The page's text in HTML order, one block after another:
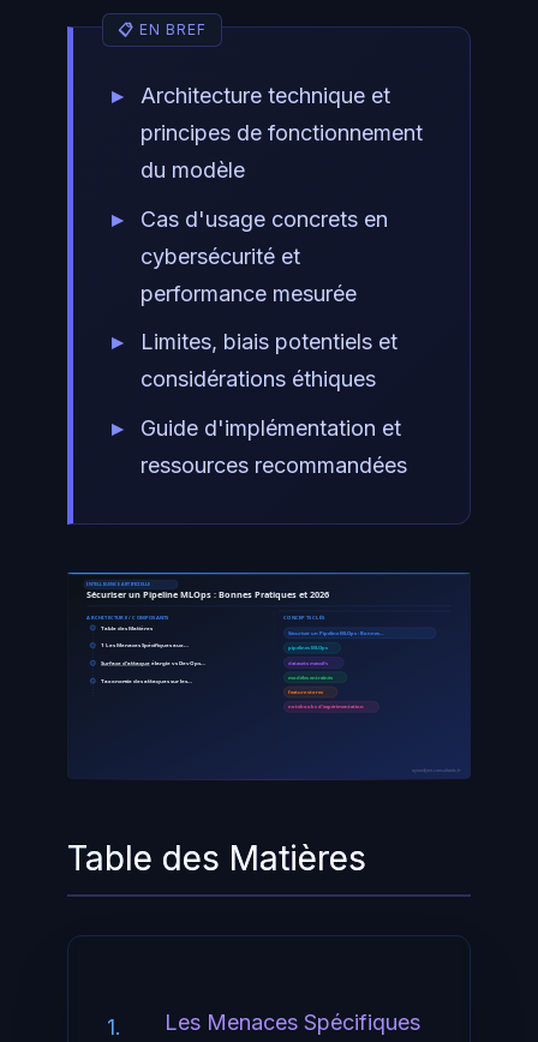
Architecture technique et
principes de fonctionnement
du modèle
Cas d'usage concrets en
cybersécurité et
performance mesurée
Limites, biais potentiels et
considérations éthiques
Guide d'implémentation et
ressources recommandées
INTELLIGENCE ARTIFICIELLE
Sécuriser un Pipeline MLOps : Bonnes Pratiques et 2026
ARCHITECTURE / COMPOSANTS
Table des Matières
1 Les Menaces Spécifiques aux…
Surface d'attaqueélargie vs DevOps…
Taxonomie des attaques sur les…
CONCEPTS CLÉS
Sécuriser un Pipeline MLOps : Bonnes…
pipelines MLOps
datasets massifs
modèles entraînés
feature stores
notebooks d'expérimentation
ayinedjimi-consultants.fr
Table des Matières
1.
Les Menaces Spécifiques